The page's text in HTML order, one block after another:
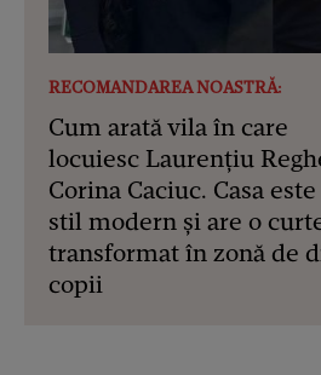
RECOMANDAREA NOASTRĂ:
Cum arată vila în care
locuiesc Laurențiu
Corina Caciuc. Casa
stil modern și are o
transformat în zonă de
copii